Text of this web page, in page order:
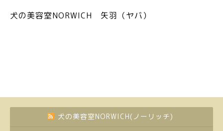
犬の美容室NORWICH 矢羽（ヤバ）
犬の美容室NORWICH(ノーリッチ)